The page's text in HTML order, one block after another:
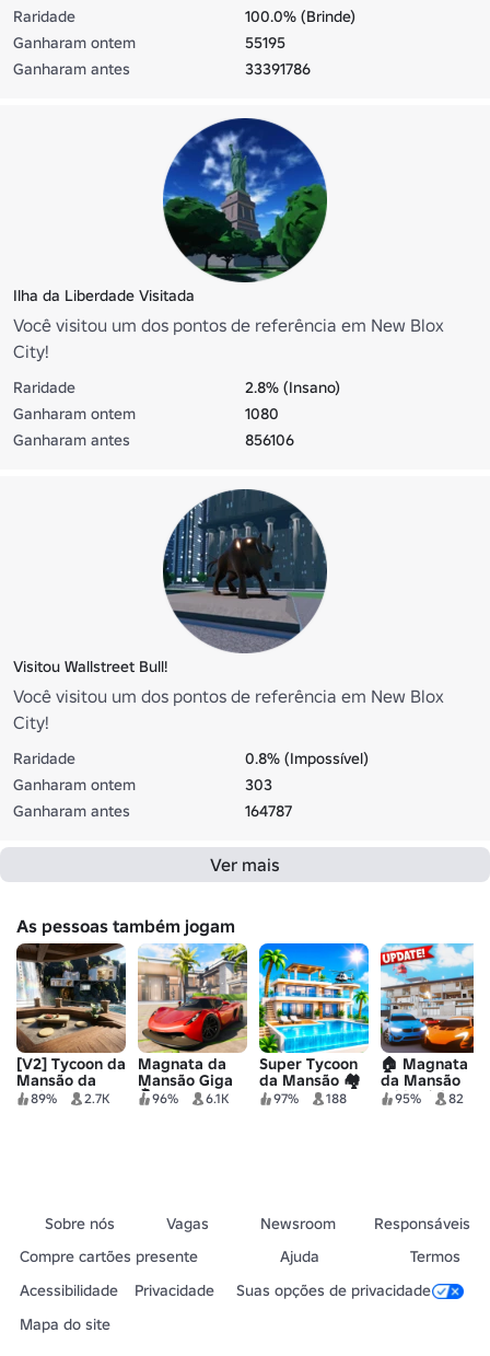
Raridade
100.0% (Brinde)
Ganharam ontem
55195
Ganharam antes
33391786
Ilha da Liberdade Visitada
Você visitou um dos pontos de referência em New Blox
City!
Raridade
2.8% (Insano)
Ganharam ontem
1080
Ganharam antes
856106
Visitou Wallstreet Bull!
Você visitou um dos pontos de referência em New Blox
City!
Raridade
0.8% (Impossível)
Ganharam ontem
303
Ganharam antes
164787
Ver mais
As pessoas também jogam
[V2] Tycoon da
Mansão da
Colina
89% 2.7K
Magnata da
Mansão Giga
🏝️96% 6.1K
Super Tycoon
da Mansão 🏘️
97% 188
🏠 Magnata
da Mansão
Milionária
95% 82
Sobre nós Vagas Newsroom
Responsáveis
Compre cartões presente
Ajuda
Termos
Acessibilidade
Privacidade
Suas opções de privacidade
Mapa do site